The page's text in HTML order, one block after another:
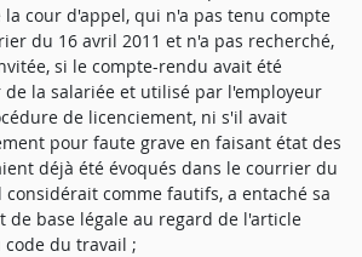
cour d'appel, qui n'a pas tenu compte
du 16 avril 2011 et n'a pas recherché,
si le compte-rendu avait été
de la salariée et utilisé par l'employeur
de licenciement, ni s'il avait
pour faute grave en faisant état des
déjà été évoqués dans le courrier du
comme fautifs, a entaché sa
de base légale au regard de l'article
code du travail ;